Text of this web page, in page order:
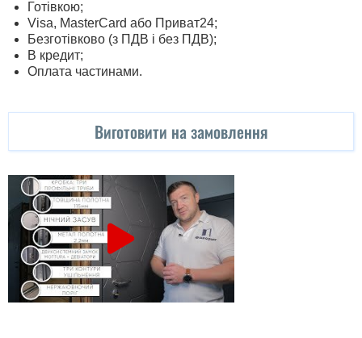
Готівкою;
Visa, MasterСard або Приват24;
Безготівково (з ПДВ і без ПДВ);
В кредит;
Оплата частинами.
Виготовити на замовлення